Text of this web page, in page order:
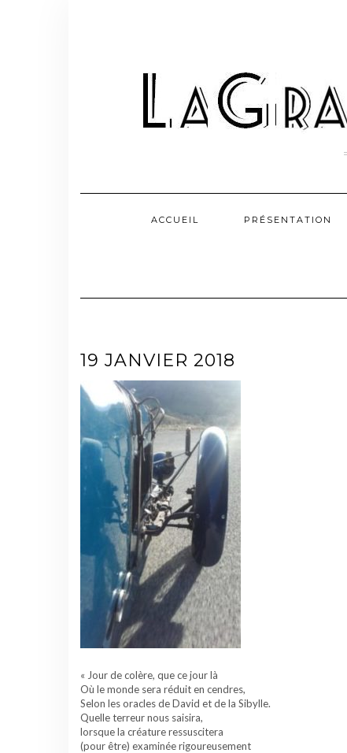
ACCUEIL PRÉSENTATION
19 JANVIER 2018
« Jour de colère, que ce jour là
Où le monde sera réduit en cendres,
Selon les oracles de David et de la Sibylle.
Quelle terreur nous saisira,
lorsque la créature ressuscitera
(pour être) examinée rigoureusement